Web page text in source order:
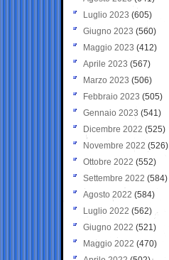
Luglio 2023 (605)
Giugno 2023 (560)
Maggio 2023 (412)
Aprile 2023 (567)
Marzo 2023 (506)
Febbraio 2023 (505)
Gennaio 2023 (541)
Dicembre 2022 (525)
Novembre 2022 (526)
Ottobre 2022 (552)
Settembre 2022 (584)
Agosto 2022 (584)
Luglio 2022 (562)
Giugno 2022 (521)
Maggio 2022 (470)